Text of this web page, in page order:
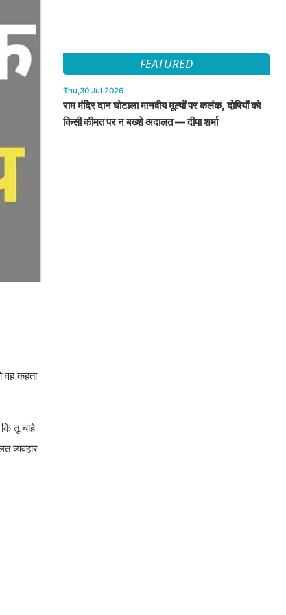
वह कहता
तू चाहे
व्यवहार
FEATURED
Thu,30 Jul 2026
राम मंदिर दान घोटाला मानवीय मूल्यों पर कलंक, दोषियों को
किसी कीमत पर न बख्शे अदालत — दीपा शर्मा